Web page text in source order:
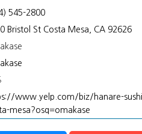
545-2800
Bristol St Costa Mesa, CA 92626
www.yelp.com/biz/hanare-
mesa?osq=omakase